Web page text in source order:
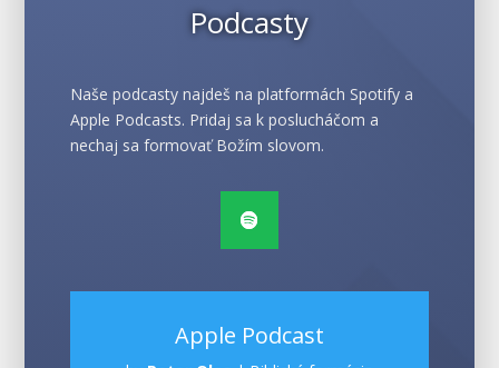
Podcasty
Naše podcasty najdeš na platformách Spotify a
Apple Podcasts. Pridaj sa k poslucháčom a
nechaj sa formovať Božím slovom.
Apple Podcast